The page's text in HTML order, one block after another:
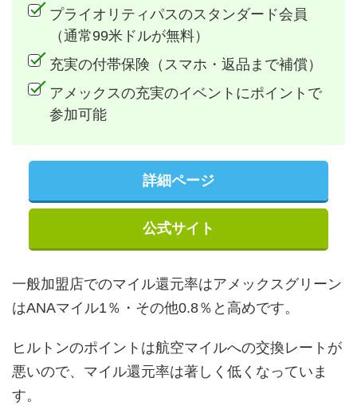
プライオリティパスのスタンダード会員
（通常99米ドルが無料）
充実の付帯保険（スマホ・返品まで補償）
アメックスの充実のイベントにポイントで
参加可能
詳細ページ
公式サイト
一般加盟店でのマイル還元率はアメックスグリーン
はANAマイル1％・その他0.8％と高めです。
ヒルトンのポイントは航空マイルへの交換レートが
悪いので、マイル還元率は著しく低くなっていま
す。